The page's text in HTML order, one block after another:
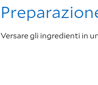
Versare gli ingredienti in